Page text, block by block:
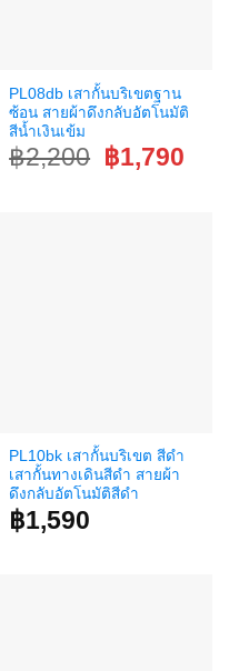
PL08db เสากั้นบริเขตฐาน
ซ้อน สายผ้าดึงกลับอัตโนมัติ
สีน้ำเงินเข้ม
฿2,200
Original
price
฿1,790
PL10bk เสากั้นบริเขต สีดำ
เสากั้นทางเดินสีดำ สายผ้า
ดึงกลับอัตโนมัติสีดำ
฿1,590